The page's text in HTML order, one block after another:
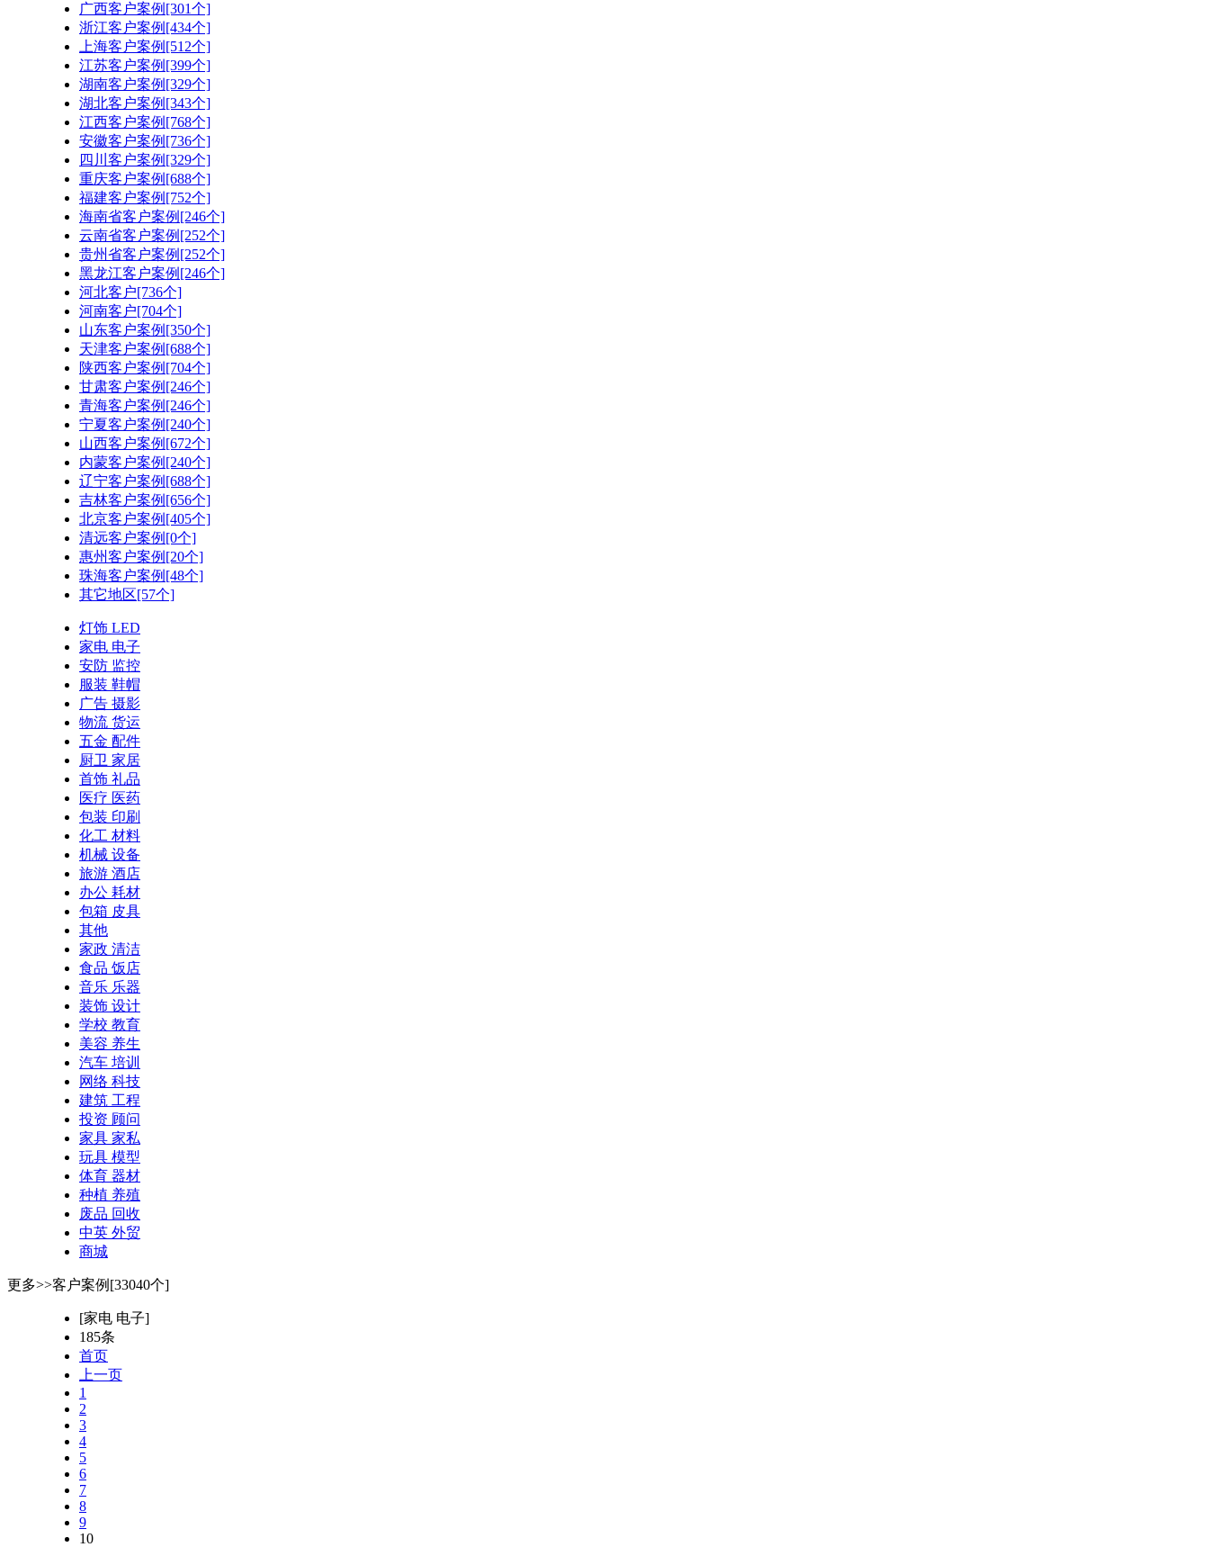
广西客户案例[301个]
浙江客户案例[434个]
上海客户案例[512个]
江苏客户案例[399个]
湖南客户案例[329个]
湖北客户案例[343个]
江西客户案例[768个]
安徽客户案例[736个]
四川客户案例[329个]
重庆客户案例[688个]
福建客户案例[752个]
海南省客户案例[246个]
云南省客户案例[252个]
贵州省客户案例[252个]
黑龙江客户案例[246个]
河北客户[736个]
河南客户[704个]
山东客户案例[350个]
天津客户案例[688个]
陕西客户案例[704个]
甘肃客户案例[246个]
青海客户案例[246个]
宁夏客户案例[240个]
山西客户案例[672个]
内蒙客户案例[240个]
辽宁客户案例[688个]
吉林客户案例[656个]
北京客户案例[405个]
清远客户案例[0个]
惠州客户案例[20个]
珠海客户案例[48个]
其它地区[57个]
灯饰 LED
家电 电子
安防 监控
服装 鞋帽
广告 摄影
物流 货运
五金 配件
厨卫 家居
首饰 礼品
医疗 医药
包装 印刷
化工 材料
机械 设备
旅游 酒店
办公 耗材
包箱 皮具
其他
家政 清洁
食品 饭店
音乐 乐器
装饰 设计
学校 教育
美容 养生
汽车 培训
网络 科技
建筑 工程
投资 顾问
家具 家私
玩具 模型
体育 器材
种植 养殖
废品 回收
中英 外贸
商城
更多>>客户案例[33040个]
[家电 电子]
185条
首页
上一页
1
2
3
4
5
6
7
8
9
10